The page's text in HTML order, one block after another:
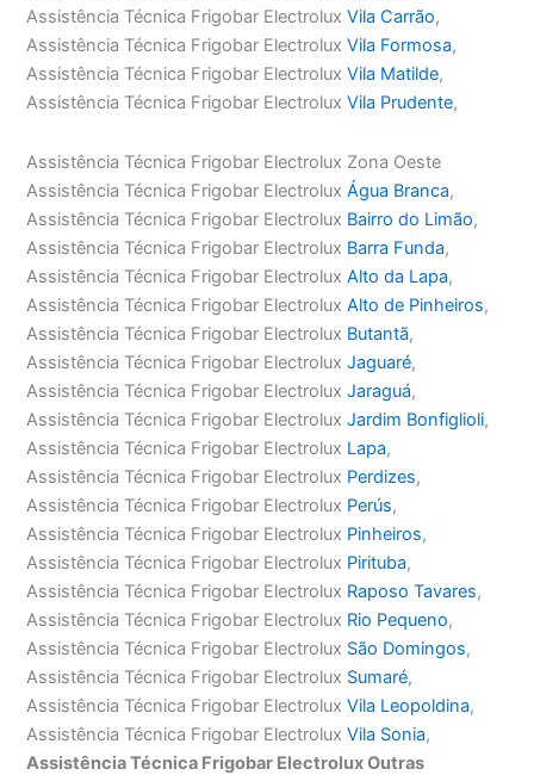
Assistência Técnica Frigobar ElectroluxVila Carrão,
Assistência Técnica Frigobar ElectroluxVila Formosa,
Assistência Técnica Frigobar ElectroluxVila Matilde,
Assistência Técnica Frigobar ElectroluxVila Prudente,
Assistência Técnica Frigobar Electrolux Zona Oeste
Assistência Técnica Frigobar ElectroluxÁgua Branca,
Assistência Técnica Frigobar Electrolux Bairro do Limão,
Assistência Técnica Frigobar Electrolux Barra Funda,
Assistência Técnica Frigobar ElectroluxAlto da Lapa,
Assistência Técnica Frigobar ElectroluxAlto de Pinheiros,
Assistência Técnica Frigobar Electrolux Butantã,
Assistência Técnica Frigobar ElectroluxJaguaré,
Assistência Técnica Frigobar ElectroluxJaraguá,
Assistência Técnica Frigobar ElectroluxJardim Bonfiglioli,
Assistência Técnica Frigobar Electrolux Lapa,
Assistência Técnica Frigobar Electrolux Perdizes,
Assistência Técnica Frigobar Electrolux Perús,
Assistência Técnica Frigobar Electrolux Pinheiros,
Assistência Técnica Frigobar Electrolux Pirituba,
Assistência Técnica Frigobar Electrolux Raposo Tavares,
Assistência Técnica Frigobar Electrolux Rio Pequeno,
Assistência Técnica Frigobar Electrolux São Domingos,
Assistência Técnica Frigobar Electrolux Sumaré,
Assistência Técnica Frigobar ElectroluxVila Leopoldina,
Assistência Técnica Frigobar ElectroluxVila Sonia,
Assistência Técnica Frigobar Electrolux Outras